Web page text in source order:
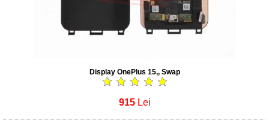
Display OnePlus 15,, Swap
915 Lei